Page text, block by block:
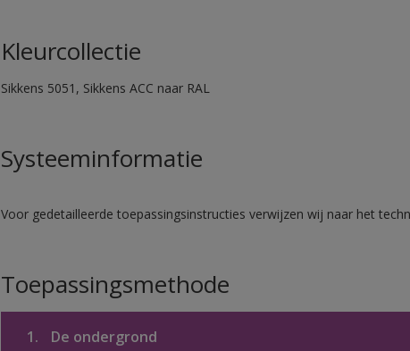
Kleurcollectie
Sikkens 5051, Sikkens ACC naar RAL
Systeeminformatie
Voor gedetailleerde toepassingsinstructies verwijzen wij naar het
Toepassingsmethode
1. De ondergrond